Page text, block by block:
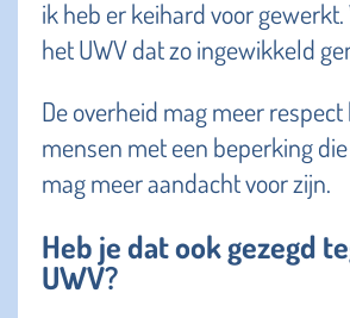
ik heb er keihard voor
het UWV dat zo ingewikkeld
De overheid mag meer
mensen met een beperking
mag meer aandacht voor zijn.
Heb je dat ook gezegd
UWV?